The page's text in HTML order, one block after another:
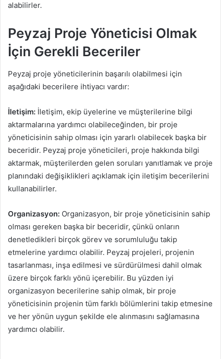
alabilirler.
Peyzaj Proje Yöneticisi Olmak
İçin Gerekli Beceriler
Peyzaj proje yöneticilerinin başarılı olabilmesi için
aşağıdaki becerilere ihtiyacı vardır:
İletişim: İletişim, ekip üyelerine ve müşterilerine bilgi
aktarmalarına yardımcı olabileceğinden, bir proje
yöneticisinin sahip olması için yararlı olabilecek başka bir
beceridir. Peyzaj proje yöneticileri, proje hakkında bilgi
aktarmak, müşterilerden gelen soruları yanıtlamak ve proje
planındaki değişiklikleri açıklamak için iletişim becerilerini
kullanabilirler.
Organizasyon: Organizasyon, bir proje yöneticisinin sahip
olması gereken başka bir beceridir, çünkü onların
denetledikleri birçok görev ve sorumluluğu takip
etmelerine yardımcı olabilir. Peyzaj projeleri, projenin
tasarlanması, inşa edilmesi ve sürdürülmesi dahil olmak
üzere birçok farklı yönü içerebilir. Bu yüzden iyi
organizasyon becerilerine sahip olmak, bir proje
yöneticisinin projenin tüm farklı bölümlerini takip etmesine
ve her yönün uygun şekilde ele alınmasını sağlamasına
yardımcı olabilir.